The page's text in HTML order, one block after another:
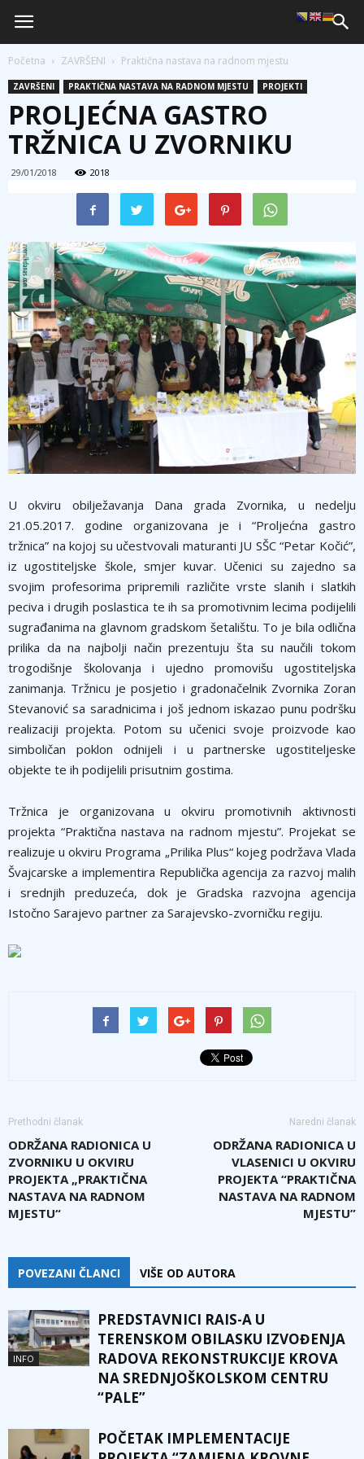
Početna ZAVRŠENI Praktična nastava na radnom mjestu
ZAVRŠENI PRAKTIČNA NASTAVA NA RADNOM MJESTU PROJEKTI
PROLJEĆNA GASTRO
TRŽNICA U ZVORNIKU
29/01/2018 2018
U okviru obilježavanja Dana grada Zvornika, u nedelju
21.05.2017. godine organizovana je i “Proljećna gastro
tržnica” na kojoj su učestvovali maturanti JU SŠC “Petar Kočić”,
iz ugostiteljske škole, smjer kuvar. Učenici su zajedno sa
svojim profesorima pripremili različite vrste slanih i slatkih
peciva i drugih poslastica te ih sa promotivnim lecima podijelili
sugrađanima na glavnom gradskom šetalištu. To je bila odlična
prilika da na najbolji način prezentuju šta su naučili tokom
trogodišnje školovanja i ujedno promovišu ugostiteljska
zanimanja. Tržnicu je posjetio i gradonačelnik Zvornika Zoran
Stevanović sa saradnicima i još jednom iskazao punu podršku
realizaciji projekta. Potom su učenici svoje proizvode kao
simboličan poklon odnijeli i u partnerske ugostiteljeske
objekte te ih podijelili prisutnim gostima.
Tržnica je organizovana u okviru promotivnih aktivnosti
projekta “Praktična nastava na radnom mjestu”. Projekat se
realizuje u okviru Programa „Prilika Plus“ kojeg podržava Vlada
Švajcarske a implementira Republička agencija za razvoj malih
i srednjih preduzeća, dok je Gradska razvojna agencija
Istočno Sarajevo partner za Sarajevsko-zvorničku regiju.
Prethodni članak
ODRŽANA RADIONICA U
ZVORNIKU U OKVIRU
PROJEKTA „PRAKTIČNA
NASTAVA NA RADNOM
MJESTU“
Naredni članak
ODRŽANA RADIONICA U
VLASENICI U OKVIRU
PROJEKTA “PRAKTIČNA
NASTAVA NA RADNOM
MJESTU”
POVEZANI ČLANCI VIŠE OD AUTORA
INFO
PREDSTAVNICI RAIS-A U
TERENSKOM OBILASKU IZVOĐENJA
RADOVA REKONSTRUKCIJE KROVA
NA SREDNJOŠKOLSKOM CENTRU
“PALE”
POČETAK IMPLEMENTACIJE